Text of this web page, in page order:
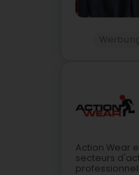
Action Wear
secteurs